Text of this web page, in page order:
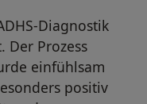
Diagnostik
Der Prozess
einfühlsam
positiv